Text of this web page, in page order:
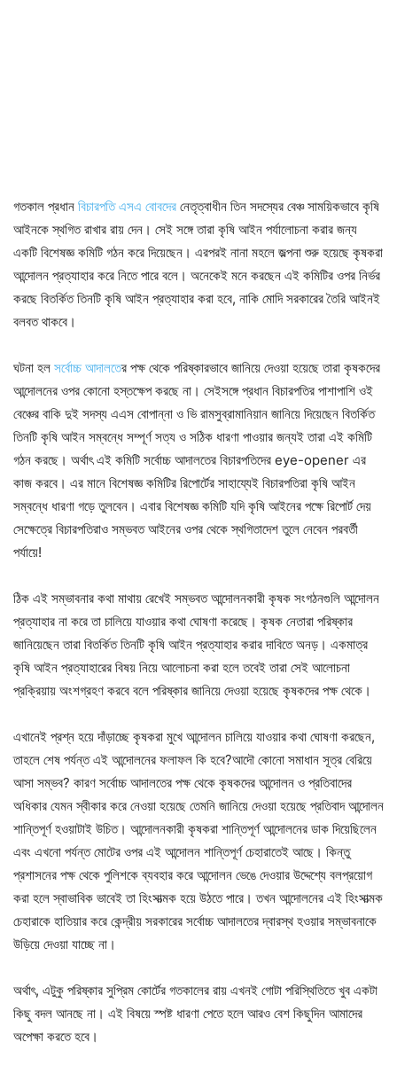
গতকাল প্রধান বিচারপতি এস‌এ বোবদের নেতৃত্বাধীন তিন সদস্যের বেঞ্চ সাময়িকভাবে কৃষি
আইনকে স্থগিত রাখার রায় দেন। সেই সঙ্গে তারা কৃষি আইন পর্যালোচনা করার জন্য
একটি বিশেষজ্ঞ কমিটি গঠন করে দিয়েছেন। এরপরই নানা মহলে জল্পনা শুরু হয়েছে কৃষকরা
আন্দোলন প্রত্যাহার করে নিতে পারে বলে। অনেকেই মনে করছেন এই কমিটির ওপর নির্ভর
করছে বিতর্কিত তিনটি কৃষি আইন প্রত্যাহার করা হবে, নাকি মোদি সরকারের তৈরি আইন‌ই
বলবত থাকবে।
ঘটনা হল সর্বোচ্চ আদালতের পক্ষ থেকে পরিষ্কারভাবে জানিয়ে দেওয়া হয়েছে তারা কৃষকদের
আন্দোলনের ওপর কোনো হস্তক্ষেপ করছে না। সেইসঙ্গে প্রধান বিচারপতির পাশাপাশি ওই
বেঞ্চের বাকি দুই সদস্য এএস বোপান্না ও ভি রামসুব্রামানিয়ান জানিয়ে দিয়েছেন বিতর্কিত
তিনটি কৃষি আইন সম্বন্ধে সম্পূর্ণ সত্য ও সঠিক ধারণা পাওয়ার জন্য‌ই তারা এই কমিটি
গঠন করছে। অর্থাৎ এই কমিটি সর্বোচ্চ আদালতের বিচারপতিদের eye-opener এর
কাজ করবে। এর মানে বিশেষজ্ঞ কমিটির রিপোর্টের সাহায্যেই বিচারপতিরা কৃষি আইন
সম্বন্ধে ধারণা গড়ে তুলবেন। এবার বিশেষজ্ঞ কমিটি যদি কৃষি আইনের পক্ষে রিপোর্ট দেয়
সেক্ষেত্রে বিচারপতিরাও সম্ভবত আইনের ওপর থেকে স্থগিতাদেশ তুলে নেবেন পরবর্তী
পর্যায়ে!
ঠিক এই সম্ভাবনার কথা মাথায় রেখেই সম্ভবত আন্দোলনকারী কৃষক সংগঠনগুলি আন্দোলন
প্রত্যাহার না করে তা চালিয়ে যাওয়ার কথা ঘোষণা করেছে। কৃষক নেতারা পরিষ্কার
জানিয়েছেন তারা বিতর্কিত তিনটি কৃষি আইন প্রত্যাহার করার দাবিতে অনড়। একমাত্র
কৃষি আইন প্রত্যাহারের বিষয় নিয়ে আলোচনা করা হলে তবেই তারা সেই আলোচনা
প্রক্রিয়ায় অংশগ্রহণ করবে বলে পরিষ্কার জানিয়ে দেওয়া হয়েছে কৃষকদের পক্ষ থেকে।
এখানেই প্রশ্ন হয়ে দাঁড়াচ্ছে কৃষকরা মুখে আন্দোলন চালিয়ে যাওয়ার কথা ঘোষণা করছেন,
তাহলে শেষ পর্যন্ত এই আন্দোলনের ফলাফল কি হবে?আদৌ কোনো সমাধান সূত্র বেরিয়ে
আসা সম্ভব? কারণ সর্বোচ্চ আদালতের পক্ষ থেকে কৃষকদের আন্দোলন ও প্রতিবাদের
অধিকার যেমন স্বীকার করে নেওয়া হয়েছে তেমনি জানিয়ে দেওয়া হয়েছে প্রতিবাদ আন্দোলন
শান্তিপূর্ণ হওয়াটাই উচিত। আন্দোলনকারী কৃষকরা শান্তিপূর্ণ আন্দোলনের ডাক দিয়েছিলেন
এবং এখনো পর্যন্ত মোটের ওপর এই আন্দোলন শান্তিপূর্ণ চেহারাতেই আছে। কিন্তু
প্রশাসনের পক্ষ থেকে পুলিশকে ব্যবহার করে আন্দোলন ভেঙে দেওয়ার উদ্দেশ্যে বলপ্রয়োগ
করা হলে স্বাভাবিক ভাবেই তা হিংসাত্মক হয়ে উঠতে পারে। তখন আন্দোলনের এই হিংসাত্মক
চেহারাকে হাতিয়ার করে কেন্দ্রীয় সরকারের সর্বোচ্চ আদালতের দ্বারস্থ হওয়ার সম্ভাবনাকে
উড়িয়ে দেওয়া যাচ্ছে না।
অর্থাৎ, এটুকু পরিষ্কার সুপ্রিম কোর্টের গতকালের রায় এখনই গোটা পরিস্থিতিতে খুব একটা
কিছু বদল আনছে না। এই বিষয়ে স্পষ্ট ধারণা পেতে হলে আরও বেশ কিছুদিন আমাদের
অপেক্ষা করতে হবে।